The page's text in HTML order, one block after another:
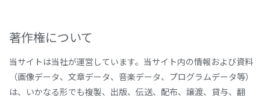
著作権について
当サイトは当社が運営しています。当サイト内の情報および資料
（画像データ、文章データ、音楽データ、プログラムデータ等）
は、いかなる形でも複製、出版、伝送、配布、譲渡、貸与、翻